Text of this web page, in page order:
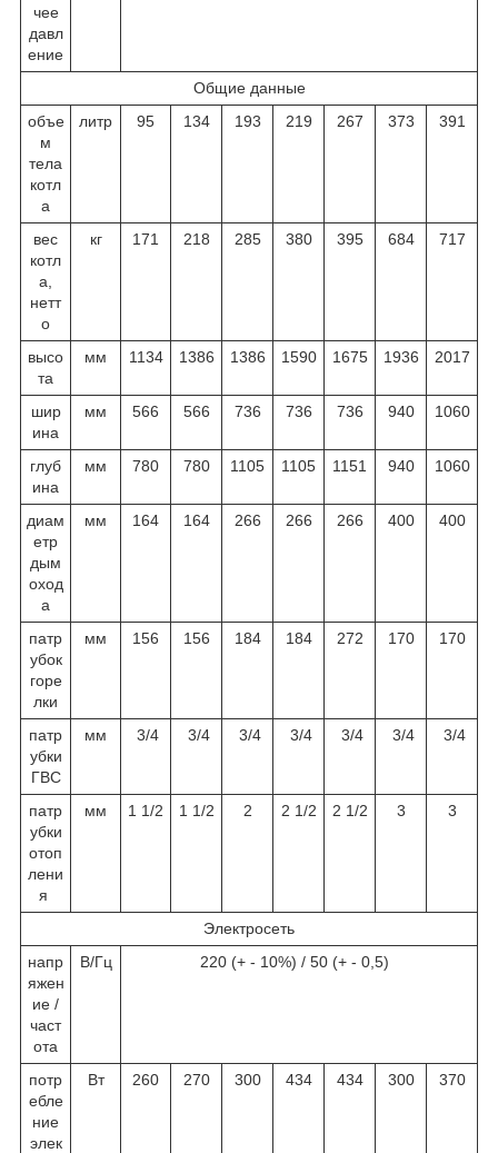
чее
давл
ение
Общие данные
объе
м
тела
котл
а
литр 95 134 193 219 267 373 391
вес
котл
а,
нетт
о
кг 171 218 285 380 395 684 717
высо
та
мм 1134 1386 1386 1590 1675 1936 2017
шир
ина
мм 566 566 736 736 736 940 1060
глуб
ина
мм 780 780 1105 1105 1151 940 1060
диам
етр
дым
оход
а
мм 164 164 266 266 266 400 400
патр
убок
горе
лки
мм 156 156 184 184 272 170 170
патр
убки
ГВС
мм 3/4 3/4 3/4 3/4 3/4 3/4 3/4
патр
убки
отоп
лени
я
мм 1 1/2 1 1/2 2 2 1/2 2 1/2 3 3
Электросеть
напр
яжен
ие /
част
ота
В/Гц 220 (+ - 10%) / 50 (+ - 0,5)
потр
ебле
ние
элек
Вт 260 270 300 434 434 300 370